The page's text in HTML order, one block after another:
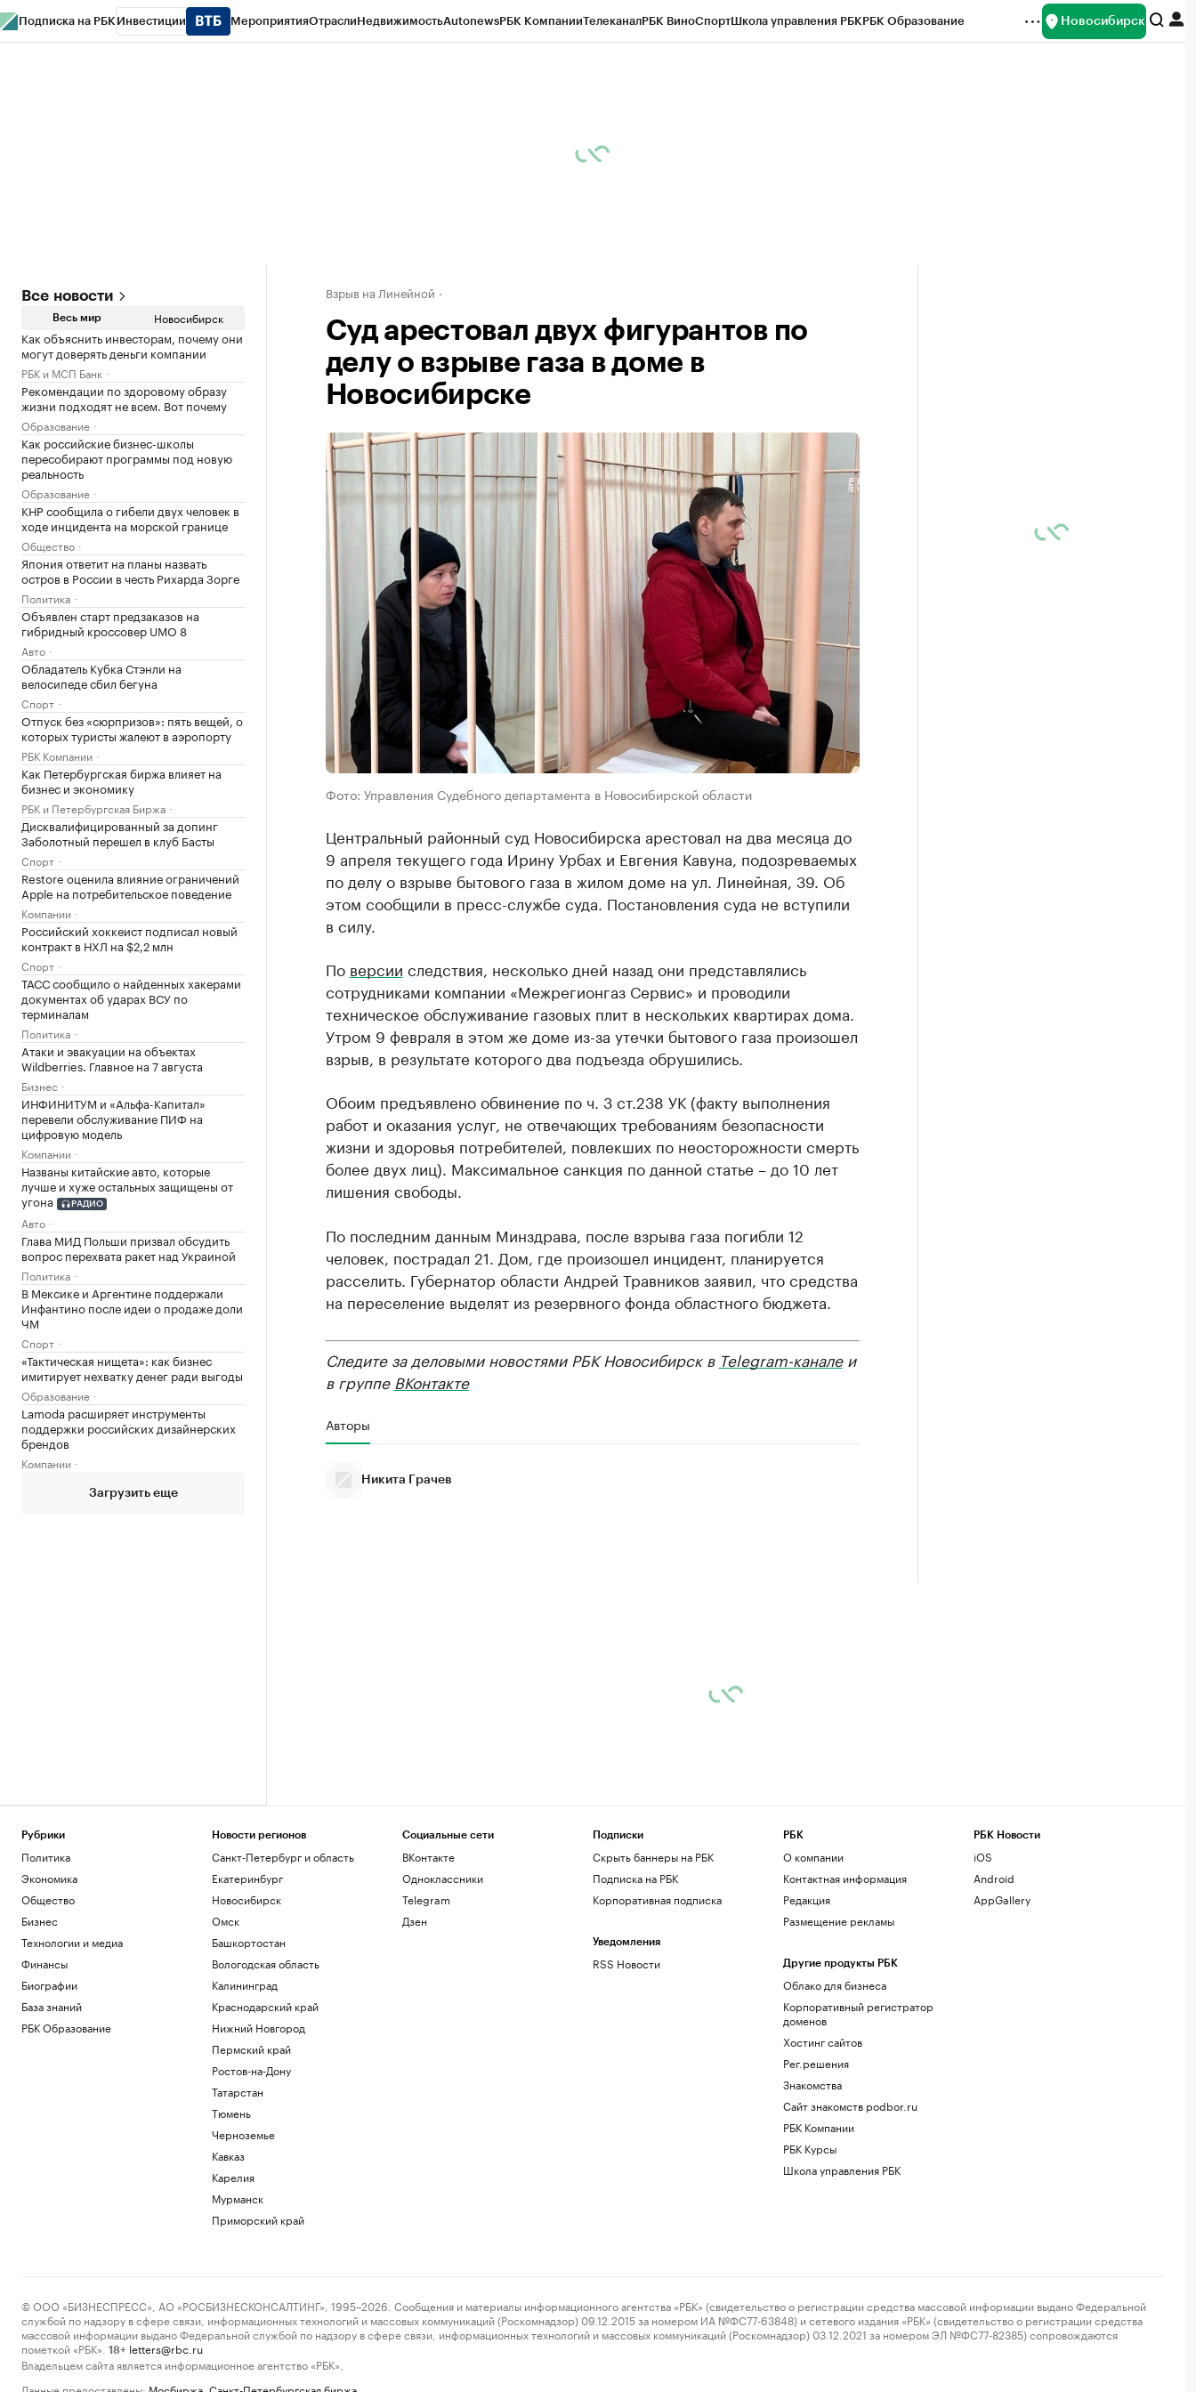
Подписка на РБК Инвестиции МероприятияОтраслиНедвижимостьAutonewsРБК КомпанииТелеканалРБК ВиноСпортШкола управления РБКРБК Образование Новосибирск
Все новости
Весь мир Новосибирск
Как объяснить инвесторам, почему они
могут доверять деньги компании
РБК и МСП Банк
Рекомендации по здоровому образу
жизни подходят не всем. Вот почему
Образование
Как российские бизнес-школы
пересобирают программы под новую
реальность
Образование
КНР сообщила о гибели двух человек в
ходе инцидента на морской границе
Общество
Япония ответит на планы назвать
остров в России в честь Рихарда Зорге
Политика
Объявлен старт предзаказов на
гибридный кроссовер UMO 8
Авто
Обладатель Кубка Стэнли на
велосипеде сбил бегуна
Спорт
Отпуск без «сюрпризов»: пять вещей, о
которых туристы жалеют в аэропорту
РБК Компании
Как Петербургская биржа влияет на
бизнес и экономику
РБК и Петербургская Биржа
Дисквалифицированный за допинг
Заболотный перешел в клуб Басты
Спорт
Restore оценила влияние ограничений
Apple на потребительское поведение
Компании
Российский хоккеист подписал новый
контракт в НХЛ на $2,2 млн
Спорт
ТАСС сообщило о найденных хакерами
документах об ударах ВСУ по
терминалам
Политика
Атаки и эвакуации на объектах
Wildberries. Главное на 7 августа
Бизнес
ИНФИНИТУМ и «Альфа-Капитал»
перевели обслуживание ПИФ на
цифровую модель
Компании
Названы китайские авто, которые
лучше и хуже остальных защищены от
угона
РАДИО
Авто
Глава МИД Польши призвал обсудить
вопрос перехвата ракет над Украиной
Политика
В Мексике и Аргентине поддержали
Инфантино после идеи о продаже доли
ЧМ
Спорт
«Тактическая нищета»: как бизнес
имитирует нехватку денег ради выгоды
Образование
Lamoda расширяет инструменты
поддержки российских дизайнерских
брендов
Компании
Загрузить еще
Взрыв на Линейной
Суд арестовал двух фигурантов по
делу о взрыве газа в доме в
Новосибирске
Фото: Управления Судебного департамента в Новосибирской области
Центральный районный суд Новосибирска арестовал на два месяца до
9 апреля текущего года Ирину Урбах и Евгения Кавуна, подозреваемых
по делу о взрыве бытового газа в жилом доме на ул. Линейная, 39. Об
этом сообщили в пресс-службе суда. Постановления суда не вступили
в силу.
По версии следствия, несколько дней назад они представлялись
сотрудниками компании «Межрегионгаз Сервис» и проводили
техническое обслуживание газовых плит в нескольких квартирах дома.
Утром 9 февраля в этом же доме из-за утечки бытового газа произошел
взрыв, в результате которого два подъезда обрушились.
Обоим предъявлено обвинение по ч. 3 ст.238 УК (факту выполнения
работ и оказания услуг, не отвечающих требованиям безопасности
жизни и здоровья потребителей, повлекших по неосторожности смерть
более двух лиц). Максимальное санкция по данной статье – до 10 лет
лишения свободы.
По последним данным Минздрава, после взрыва газа погибли 12
человек, пострадал 21. Дом, где произошел инцидент, планируется
расселить. Губернатор области Андрей Травников заявил, что средства
на переселение выделят из резервного фонда областного бюджета.
Следите за деловыми новостями РБК Новосибирск в Telegram-каналеи
в группе ВКонтакте
Авторы
Никита Грачев
Рубрики
Политика
Экономика
Общество
Бизнес
Технологии и медиа
Финансы
Биографии
База знаний
РБК Образование
Новости регионов
Санкт-Петербург и область
Екатеринбург
Новосибирск
Омск
Башкортостан
Вологодская область
Калининград
Краснодарский край
Нижний Новгород
Пермский край
Ростов-на-Дону
Татарстан
Тюмень
Черноземье
Кавказ
Карелия
Мурманск
Приморский край
Социальные сети
ВКонтакте
Одноклассники
Telegram
Дзен
Подписки
Скрыть баннеры на РБК
Подписка на РБК
Корпоративная подписка
Уведомления
RSS Новости
РБК
О компании
Контактная информация
Редакция
Размещение рекламы
Другие продукты РБК
Облако для бизнеса
Корпоративный регистратор
доменов
Хостинг сайтов
Рег.решения
Знакомства
Сайт знакомств podbor.ru
РБК Компании
РБК Курсы
Школа управления РБК
РБК Новости
iOS
Android
AppGallery
© ООО «БИЗНЕСПРЕСС», АО «РОСБИЗНЕСКОНСАЛТИНГ», 1995–2026. Сообщения и материалы информационного агентства «РБК» (свидетельство о регистрации средства массовой информации выдано Федеральной
службой по надзору в сфере связи, информационных технологий и массовых коммуникаций (Роскомнадзор) 09.12.2015 за номером ИА №ФС77-63848) и сетевого издания «РБК» (свидетельство о регистрации средства
массовой информации выдано Федеральной службой по надзору в сфере связи, информационных технологий и массовых коммуникаций (Роскомнадзор) 03.12.2021 за номером ЭЛ №ФС77-82385) сопровождаются
пометкой «РБК».
18+ letters@rbc.ru
Владельцем сайта является информационное агентство «РБК».